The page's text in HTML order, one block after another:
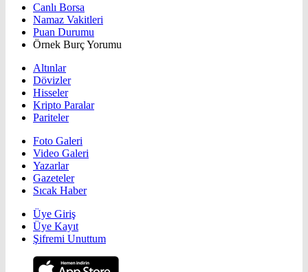
Canlı Borsa
Namaz Vakitleri
Puan Durumu
Örnek Burç Yorumu
Altınlar
Dövizler
Hisseler
Kripto Paralar
Pariteler
Foto Galeri
Video Galeri
Yazarlar
Gazeteler
Sıcak Haber
Üye Giriş
Üye Kayıt
Şifremi Unuttum